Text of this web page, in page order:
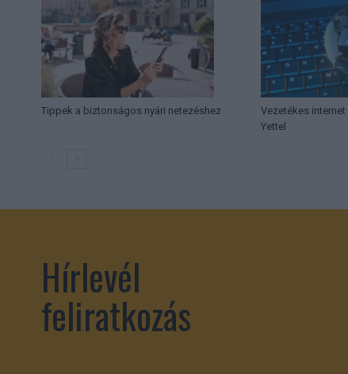
Tippek a biztonságos nyári netezéshez
Vezetékes
Yettel
Hírlevél
feliratkozás